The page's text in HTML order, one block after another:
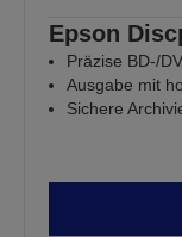
Epson
Präzise BD-/
Ausgabe mit
Sichere